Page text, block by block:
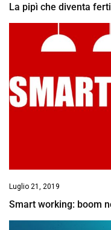
La pipì che diventa
Luglio 21, 2019
Smart working: boom